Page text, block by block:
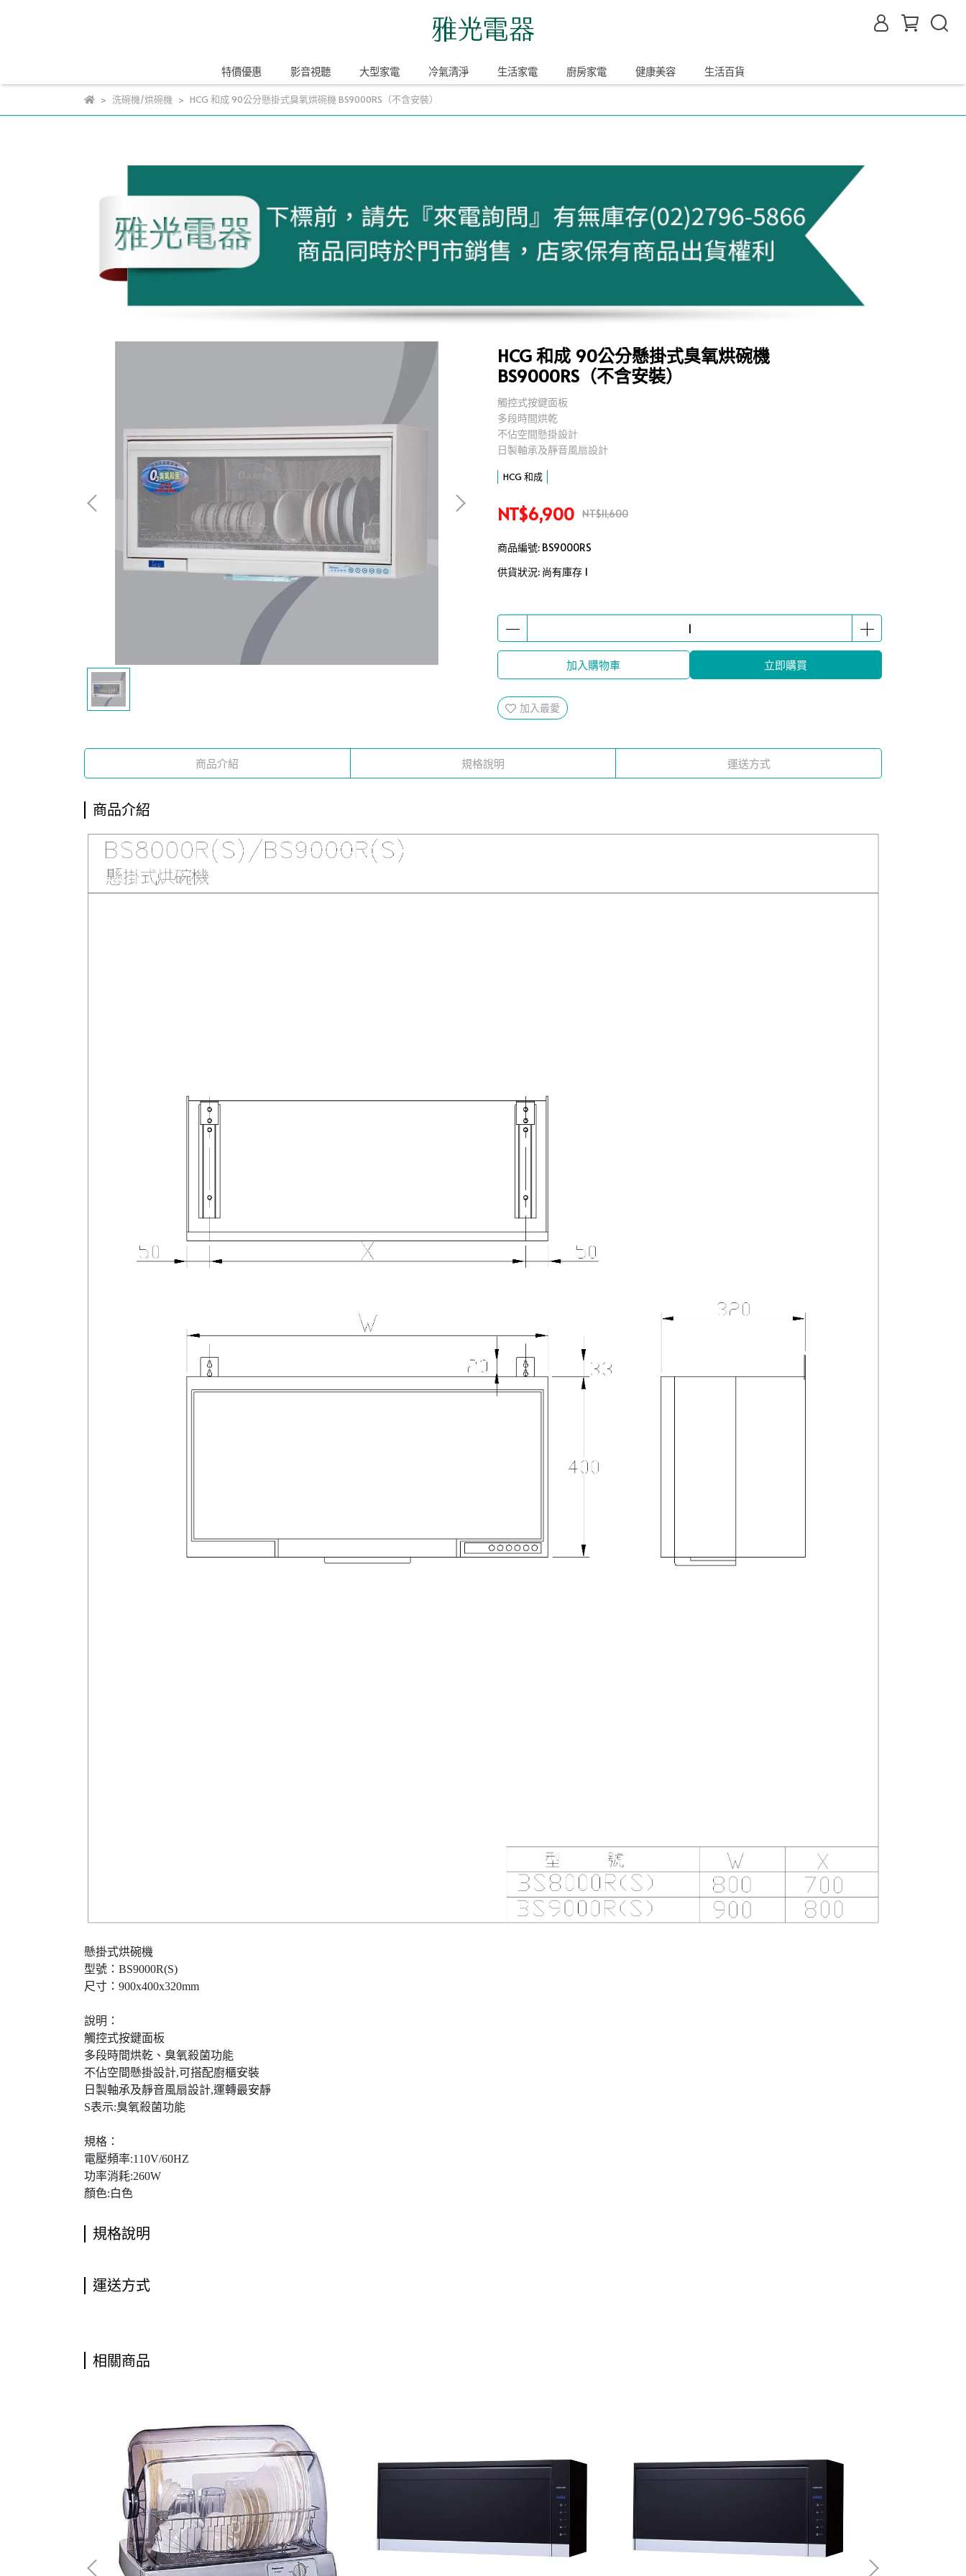
特價優惠 影音視聽 大型家電 冷氣清淨 生活家電 廚房家電 健康美容 生活百貨
洗碗機/烘碗機 HCG 和成 90公分懸掛式臭氧烘碗機 BS9000RS（不含安裝）
HCG 和成 90公分懸掛式臭氧烘碗機
BS9000RS（不含安裝）
觸控式按鍵面板
多段時間烘乾
不佔空間懸掛設計
日製軸承及靜音風扇設計
HCG 和成
NT$6,900 NT$11,600
商品編號: BS9000RS
供貨狀況: 尚有庫存 1
加入購物車 立即購買
加入最愛
商品介紹 規格說明 運送方式
商品介紹
懸掛式烘碗機
型號：BS9000R(S)
尺寸：900x400x320mm
說明：
觸控式按鍵面板
多段時間烘乾、臭氧殺菌功能
不佔空間懸掛設計,可搭配廚櫃安裝
日製軸承及靜音風扇設計,運轉最安靜
S表示:臭氧殺菌功能
規格：
電壓頻率:110V/60HZ
功率消耗:260W
顏色:白色
規格說明
運送方式
相關商品